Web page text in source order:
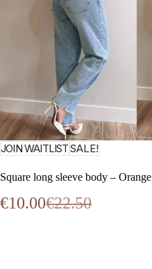
JOIN WAITLISTSALE!
Square long sleeve body – Orange
€22.50
Oorspronkelijke
€10.00Huidige